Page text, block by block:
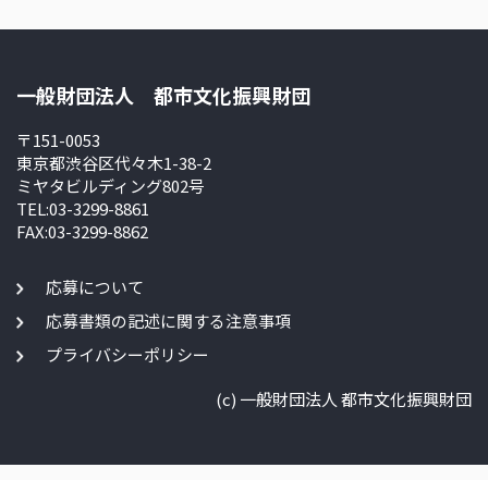
一般財団法人 都市文化振興財団
〒151-0053
東京都渋谷区代々木1-38-2
ミヤタビルディング802号
TEL:03-3299-8861
FAX:03-3299-8862
応募について
応募書類の記述に関する注意事項
プライバシーポリシー
(c) 一般財団法人 都市文化振興財団